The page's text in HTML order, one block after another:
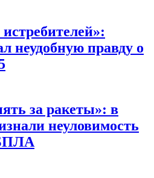
неудобную правду о
за ракеты»: в
неуловимость